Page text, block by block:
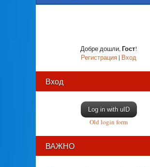
Добре дошли,Гост!
Регистрация| Вход
Вход
Log in with uID
Old login form
ВАЖНО